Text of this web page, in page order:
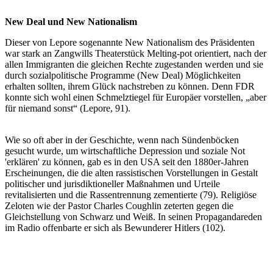
New Deal und New Nationalism
Dieser von Lepore sogenannte New Nationalism des Präsidenten
war stark an Zangwills Theaterstück Melting-pot orientiert, nach der
allen Immigranten die gleichen Rechte zugestanden werden und sie
durch sozialpolitische Programme (New Deal) Möglichkeiten
erhalten sollten, ihrem Glück nachstreben zu können. Denn FDR
konnte sich wohl einen Schmelztiegel für Europäer vorstellen, „aber
für niemand sonst“ (Lepore, 91).
Wie so oft aber in der Geschichte, wenn nach Sündenböcken
gesucht wurde, um wirtschaftliche Depression und soziale Not
'erklären' zu können, gab es in den USA seit den 1880er-Jahren
Erscheinungen, die die alten rassistischen Vorstellungen in Gestalt
politischer und jurisdiktioneller Maßnahmen und Urteile
revitalisierten und die Rassentrennung zementierte (79). Religiöse
Zeloten wie der Pastor Charles Coughlin zeterten gegen die
Gleichstellung von Schwarz und Weiß. In seinen Propagandareden
im Radio offenbarte er sich als Bewunderer Hitlers (102).